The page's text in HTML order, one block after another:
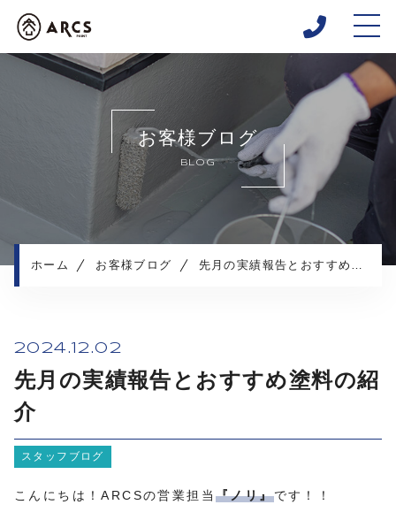
当社について
キャンペーン
施工メニュー
外壁塗装工事の流れ
お客様ブログ
BLOG
ホーム お客様ブログ 先月の実績報告とおすすめ塗料の紹介
2024.12.02
先月の実績報告とおすすめ塗料の紹
介
スタッフブログ
こんにちは！ARCSの営業担当 『ノリ』です！！